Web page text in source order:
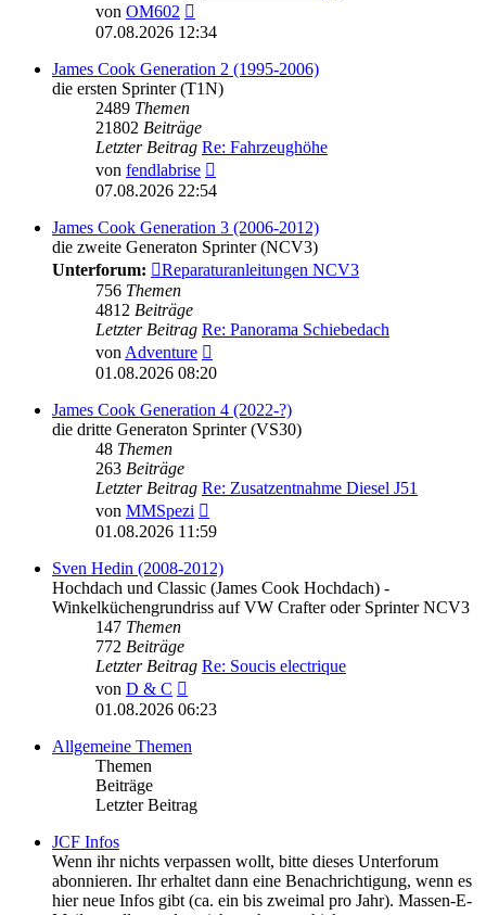
von OM602
Beitrag
07.08.2026 12:34
James Cook Generation 2 (1995-2006)
die ersten Sprinter (T1N)
2489 Themen
21802 Beiträge
Letzter Beitrag Re: Fahrzeughöhe
von fendlabrise
Beitrag
07.08.2026 22:54
James Cook Generation 3 (2006-2012)
die zweite Generaton Sprinter (NCV3)
Unterforum:
Reparaturanleitungen NCV3
756 Themen
4812 Beiträge
Letzter Beitrag Re: Panorama Schiebedach
vonAdventure
Beitrag
01.08.2026 08:20
James Cook Generation 4 (2022-?)
die dritte Generaton Sprinter (VS30)
48 Themen
263 Beiträge
Letzter Beitrag Re: Zusatzentnahme Diesel J51
von MMSpezi
Beitrag
01.08.2026 11:59
Sven Hedin (2008-2012)
Hochdach und Classic (James Cook Hochdach) -
Winkelküchengrundriss auf VW Crafter oder Sprinter NCV3
147 Themen
772 Beiträge
Letzter Beitrag Re: Soucis electrique
von D & C
Beitrag
01.08.2026 06:23
Allgemeine Themen
Themen
Beiträge
Letzter Beitrag
JCF Infos
Wenn ihr nichts verpassen wollt, bitte dieses Unterforum
abonnieren. Ihr erhaltet dann eine Benachrichtigung, wenn es
hier neue Infos gibt (ca. ein bis zweimal pro Jahr). Massen-E-